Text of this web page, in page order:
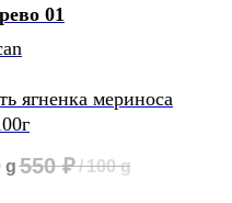
01
ягненка мериноса
g 550 ₽/100 g